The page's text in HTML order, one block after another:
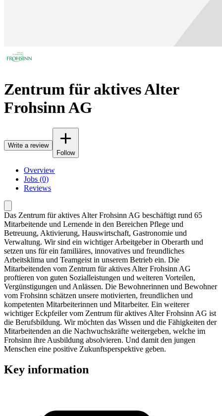
Zentrum für aktives Alter
Frohsinn AG
Write a review
Follow
Overview
Jobs (0)
Reviews
Das Zentrum für aktives Alter Frohsinn AG beschäftigt rund 65
Mitarbeitende und Lernende in den Bereichen Pflege und
Betreuung, Aktivierung, Hauswirtschaft, Gastronomie und
Verwaltung. Wir sind ein wichtiger Arbeitgeber in Oberarth und
setzen uns für ein familiäres, innovatives und freundliches
Arbeitsklima und Teamgeist in unserem Betrieb ein. Die
Mitarbeitenden vom Zentrum für aktives Alter Frohsinn AG
proftieren von guten Sozialleistungen und weiteren Vorteilen,
Vergünstigungen und Anlässen. Die Bewohnerinnen und Bewohner
vom Frohsinn schätzen unsere motivierten, freundlichen und
kompetenten Mitarbeiterinnen und Mitarbeiter. Ein weiterer
wichtiger Eckpfeiler vom Zentrum für aktives Alter Frohsinn AG ist
die Berufsbildung. Wir möchten das Wissen und die Fähigkeiten der
Mitarbeitenden an die Nachwuchskräfte weitergeben, welche im
Frohsinn ihre Ausbildung absolvieren. Und damit den jungen
Menschen eine positive Zukunftsperspektive geben.
Key information